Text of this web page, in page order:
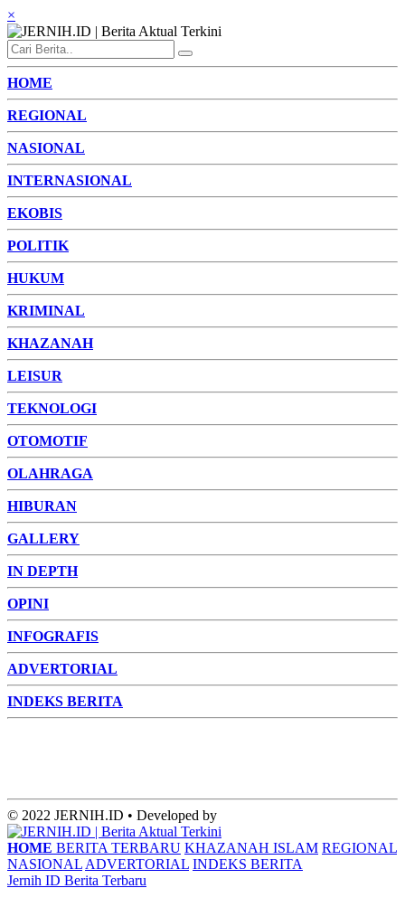
×
HOME
REGIONAL
NASIONAL
INTERNASIONAL
EKOBIS
POLITIK
HUKUM
KRIMINAL
KHAZANAH
LEISUR
TEKNOLOGI
OTOMOTIF
OLAHRAGA
HIBURAN
GALLERY
IN DEPTH
OPINI
INFOGRAFIS
ADVERTORIAL
INDEKS BERITA
© 2022 JERNIH.ID • Developed by
HOME BERITA TERBARU KHAZANAH ISLAM REGIONAL
NASIONAL ADVERTORIAL INDEKS BERITA
Jernih ID Berita Terbaru